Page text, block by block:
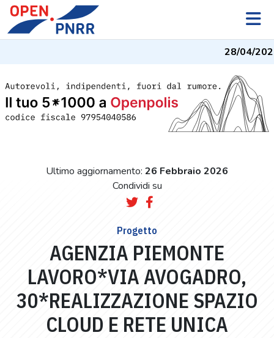
28/04/2026
Ultimo aggiornamento: 26 Febbraio 2026
Condividi su
Progetto
AGENZIA PIEMONTE
LAVORO*VIA AVOGADRO,
30*REALIZZAZIONE SPAZIO
CLOUD E RETE UNICA